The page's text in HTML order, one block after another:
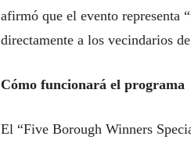
afirmó que el evento representa
directamente a los vecindarios
Cómo funcionará el programa
El “Five Borough Winners